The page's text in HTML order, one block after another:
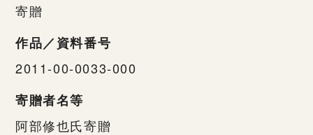
寄贈
作品／資料番号
2011-00-0033-000
寄贈者名等
阿部修也氏寄贈